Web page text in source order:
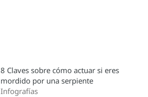
8 Claves sobre cómo actuar si eres
mordido por una serpiente
Infografías